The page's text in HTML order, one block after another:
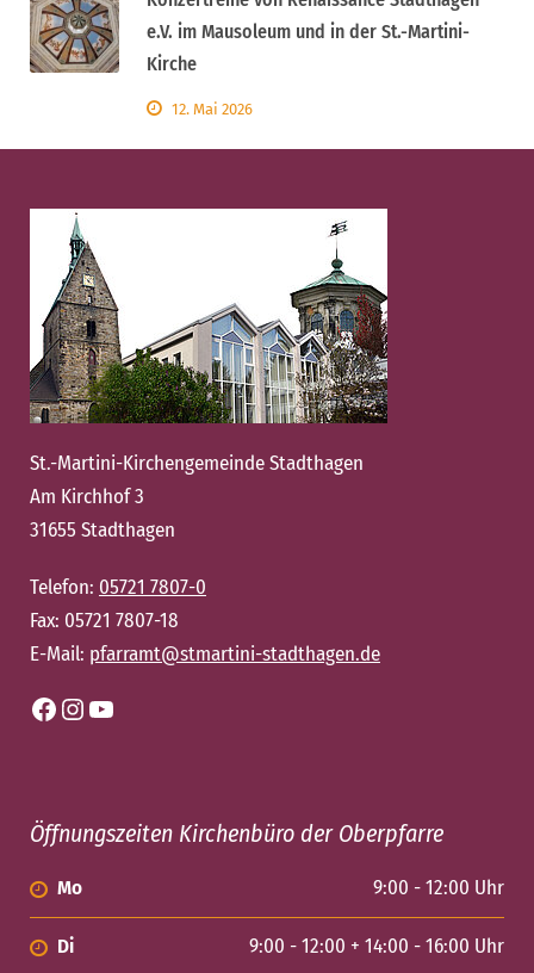
e.V. im Mausoleum und in der St.-Martini-
Kirche
12. Mai 2026
St.-Martini-Kirchengemeinde Stadthagen
Am Kirchhof 3
31655 Stadthagen
Telefon: 05721 7807-0
Fax: 05721 7807-18
E-Mail: pfarramt@stmartini-stadthagen.de
Facebook Instagram YouTube
Öffnungszeiten Kirchenbüro der Oberpfarre
Mo 9:00 - 12:00 Uhr
Di 9:00 - 12:00 + 14:00 - 16:00 Uhr